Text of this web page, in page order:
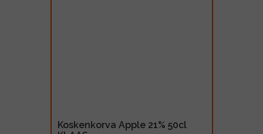
Koskenkorva Apple 21% 50cl